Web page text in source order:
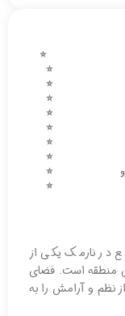
⭐️
⭐️
⭐️
⭐️
⭐️
⭐️
⭐️
⭐️
⭐️
⭐️
در نارمک یکی از
منطقه است. فضای
نظم و آرامش را به